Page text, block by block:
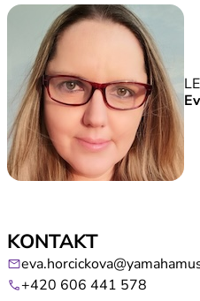
KONTAKT
mail
call+420 606 441 578